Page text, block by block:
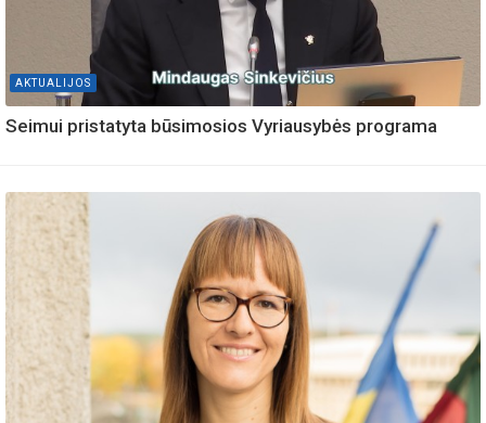
AKTUALIJOS
Seimui pristatyta būsimosios Vyriausybės programa